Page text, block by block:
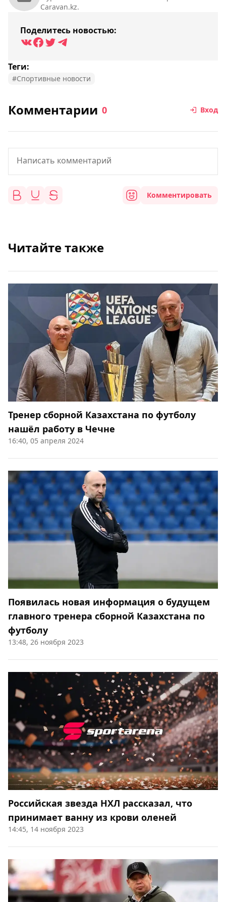
Caravan.kz.
Поделитесь новостью:
Теги:
#Спортивные новости
Комментарии 0 Вход
Комментировать
Читайте также
Тренер сборной Казахстана по футболу
нашёл работу в Чечне
16:40, 05 апреля 2024
Появилась новая информация о будущем
главного тренера сборной Казахстана по
футболу
13:48, 26 ноября 2023
Российская звезда НХЛ рассказал, что
принимает ванну из крови оленей
14:45, 14 ноября 2023